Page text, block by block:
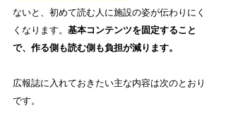
ないと、初めて読む人に施設の姿が伝わりにく
くなります。 基本コンテンツを固定すること
で、作る側も読む側も負担が減ります。
広報誌に入れておきたい主な内容は次のとおり
です。